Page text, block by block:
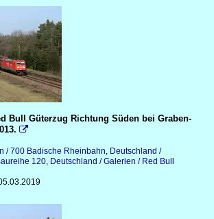
Bull Güterzug Richtung Süden bei Graben-

/ 700 Badische Rheinbahn, Deutschland /
120, Deutschland / Galerien / Red Bull